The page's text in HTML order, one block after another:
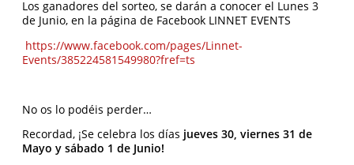
Los ganadores del sorteo, se darán a conocer el Lunes 3
de Junio, en la página de Facebook LINNET EVENTS
https://www.facebook.com/pages/Linnet-
Events/385224581549980?fref=ts
No os lo podéis perder…
Recordad, ¡Se celebra los días jueves 30, viernes 31 de
Mayo y sábado 1 de Junio!